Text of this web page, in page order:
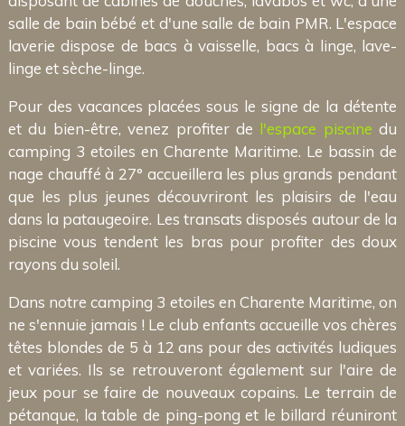
salle de bain bébé et d'une salle de bain PMR. L'espace
laverie dispose de bacs à vaisselle, bacs à linge, lave-
linge et sèche-linge.
Pour des vacances placées sous le signe de la détente
et du bien-être, venez profiter de l'espace piscine du
camping 3 etoiles en Charente Maritime. Le bassin de
nage chauffé à 27° accueillera les plus grands pendant
que les plus jeunes découvriront les plaisirs de l'eau
dans la pataugeoire. Les transats disposés autour de la
piscine vous tendent les bras pour profiter des doux
rayons du soleil.
Dans notre camping 3 etoiles en Charente Maritime, on
ne s'ennuie jamais ! Le club enfants accueille vos chères
têtes blondes de 5 à 12 ans pour des activités ludiques
et variées. Ils se retrouveront également sur l'aire de
jeux pour se faire de nouveaux copains. Le terrain de
pétanque, la table de ping-pong et le billard réuniront